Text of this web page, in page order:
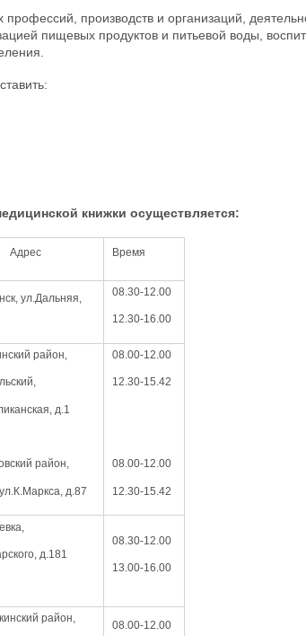
производств и организаций,
пищевых продуктов и питьевой воды,
книжки осуществляется:
Время
ул.Дальняя,
08.30-12.00
12.30-16.00
район,
д.1
район,
д.87
08.00-12.00
12.30-15.42
08.00-12.00
12.30-15.42
д.181
08.30-12.00
13.00-16.00
район,
08.00-12.00